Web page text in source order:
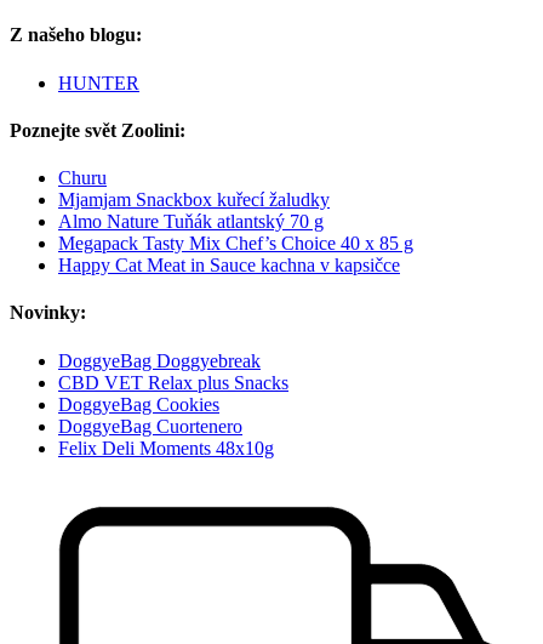
Z našeho blogu:
HUNTER
Poznejte svět Zoolini:
Churu
Mjamjam Snackbox kuřecí žaludky
Almo Nature Tuňák atlantský 70 g
Megapack Tasty Mix Chef’s Choice 40 x 85 g
Happy Cat Meat in Sauce kachna v kapsičce
Novinky:
DoggyeBag Doggyebreak
CBD VET Relax plus Snacks
DoggyeBag Cookies
DoggyeBag Cuortenero
Felix Deli Moments 48x10g